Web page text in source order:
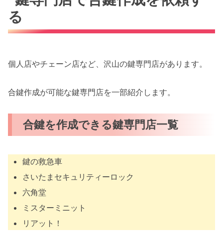
る
個人店やチェーン店など、沢山の鍵専門店があります。
合鍵作成が可能な鍵専門店を一部紹介します。
合鍵を作成できる鍵専門店一覧
鍵の救急車
さいたまセキュリティーロック
六角堂
ミスターミニット
リアット！